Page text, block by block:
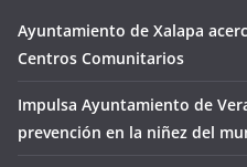
Ayuntamiento de Xalapa
Centros Comunitarios
Impulsa Ayuntamiento de
prevención en la niñez del